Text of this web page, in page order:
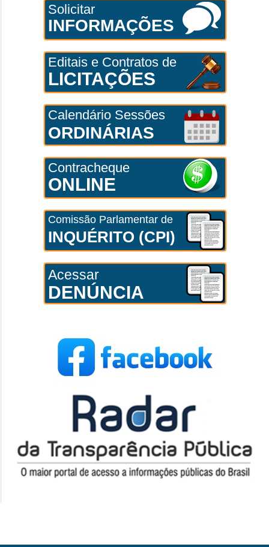
Solicitar
INFORMAÇÕES
Editais e Contratos de
LICITAÇÕES
Calendário Sessões
ORDINÁRIAS
Contracheque
ONLINE
Comissão Parlamentar de
INQUÉRITO (CPI)
Acessar
DENÚNCIA